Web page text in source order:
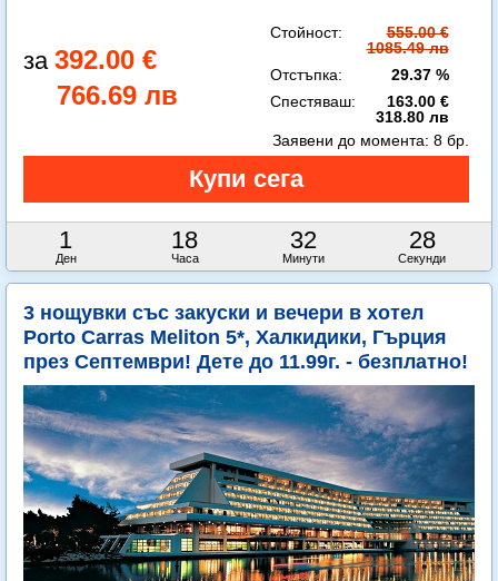
392.00 €
766.69 лв
Стойност:
555.00 €
1085.49 лв
Отстъпка:
29.37 %
Спестяваш:
163.00 €
318.80 лв
1
Ден
18
Часа
32
Минути
26
Секунди
Заявени до момента: 8 бр.
3 нощувки със закуски и вечери в хотел
Porto Carras Meliton 5*, Халкидики, Гърция
през Септември! Дете до 11.99г. - безплатно!